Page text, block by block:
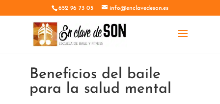
652 96 73 05 info@enclavedeson.es
Beneficios del baile
para la salud mental